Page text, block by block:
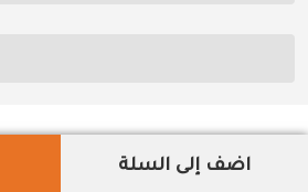
اضف إلى السلة